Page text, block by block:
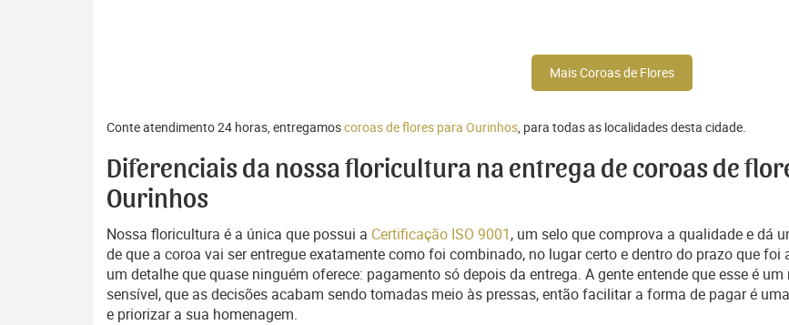
Mais Coroas de Flores
Conte atendimento 24 horas, entregamoscoroas de flores para Ourinhos, para todas as localidades desta cidade.
Diferenciais da nossa floricultura na entrega de coroas de
Ourinhos
Nossa floricultura é a única que possui a Certificação ISO 9001, um selo que comprova a qualidade e dá
de que a coroa vai ser entregue exatamente como foi combinado, no lugar certo e dentro do prazo que foi
um detalhe que quase ninguém oferece: pagamento só depois da entrega. A gente entende que esse é
sensível, que as decisões acabam sendo tomadas meio às pressas, então facilitar a forma de pagar é
e priorizar a sua homenagem.